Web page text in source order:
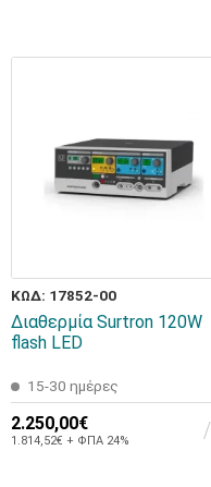
ΚΩΔ: 17852-00
Διαθερμία Surtron 120W
flash LED
15-30 ημέρες
2.250,00€
1.814,52€ + ΦΠΑ 24%